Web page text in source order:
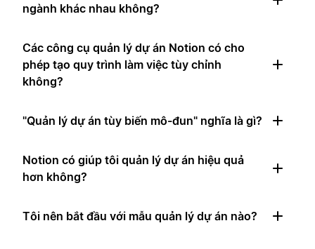
ngành khác nhau không?
Các công cụ quản lý dự án Notion có cho
phép tạo quy trình làm việc tùy chỉnh
không?
"Quản lý dự án tùy biến mô-đun" nghĩa là gì?
Notion có giúp tôi quản lý dự án hiệu quả
hơn không?
Tôi nên bắt đầu với mẫu quản lý dự án nào?